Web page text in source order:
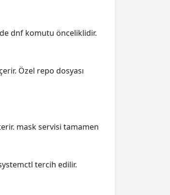
dnf komutu önceliklidir.
Özel repo dosyası
mask servisi tamamen
tercih edilir.